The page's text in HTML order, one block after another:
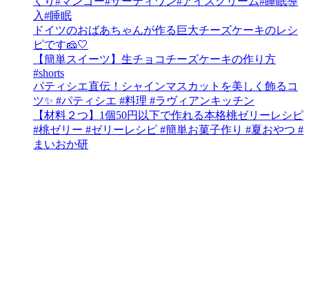
入#睡眠
ドイツのおばあちゃんが作る巨大チーズケーキのレシ
ピです🧀🤍
【簡単スイーツ】生チョコチーズケーキの作り方
#shorts
パティシエ直伝！シャインマスカットを美しく飾るコ
ツ✨ #パティシエ #料理 #ラヴィアンキッチン
【材料２つ】1個50円以下で作れる本格桃ゼリーレシピ
#桃ゼリー #ゼリーレシピ #簡単お菓子作り #夏おやつ #
まいおか研